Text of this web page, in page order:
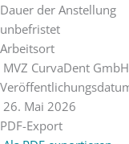
Dauer der Anstellung
unbefristet
Arbeitsort
MVZ CurvaDent
26. Mai 2026
PDF-Export